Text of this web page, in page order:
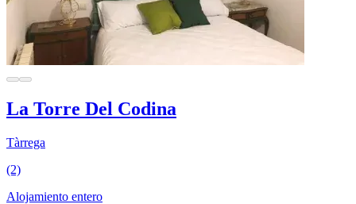
La Torre Del Codina
Tàrrega
(2)
Alojamiento entero